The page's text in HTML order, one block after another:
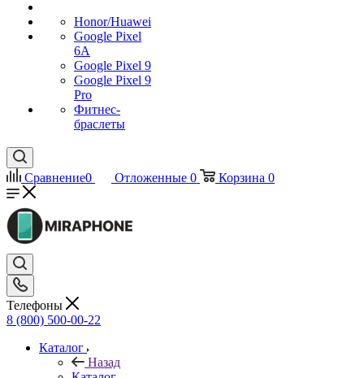
Honor/Huawei
Google Pixel
6A
Google Pixel 9
Google Pixel 9
Pro
Фитнес-
браслеты
Сравнение0 Отложенные 0 Корзина 0
Телефоны
8 (800) 500-00-22
Каталог
Назад